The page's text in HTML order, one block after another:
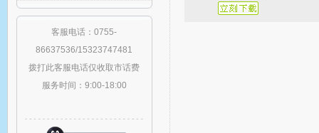
客服电话：0755-
86637536/15323747481
拨打此客服电话仅收取市话费
服务时间：9:00-18:00